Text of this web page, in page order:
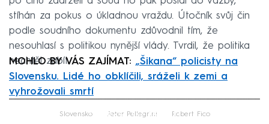
stíhán za pokus o úkladnou vraždu. Útočník svůj čin
podle soudního dokumentu zdůvodnil tím, že
nesouhlasí s politikou nynější vlády. Tvrdil, že politika
nechtěl zabít.
MOHLO BY VÁS ZAJÍMAT: „Šikana“ policisty na
Slovensku. Lidé ho obklíčili, sráželi k zemi a
vyhrožovali smrtí
Failed to fetch
Slovensko Peter Pellegrini Robert Fico